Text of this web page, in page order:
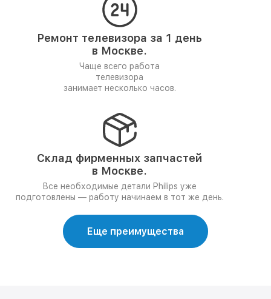
Ремонт телевизора за 1 день
в Москве.
Чаще всего работа
телевизора
занимает несколько часов.
Склад фирменных запчастей
в Москве.
Все необходимые детали Philips уже
подготовлены — работу начинаем в тот же день.
Еще преимущества